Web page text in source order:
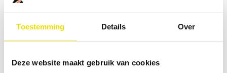
Toestemming Details Over
Deze website maakt gebruik van cookies